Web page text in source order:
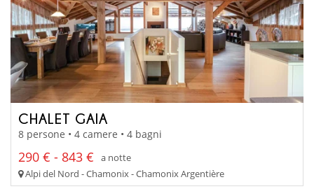
CHALET GAIA
8 persone • 4 camere • 4 bagni
290 € - 843 €
a notte
Alpi del Nord - Chamonix - Chamonix Argentière